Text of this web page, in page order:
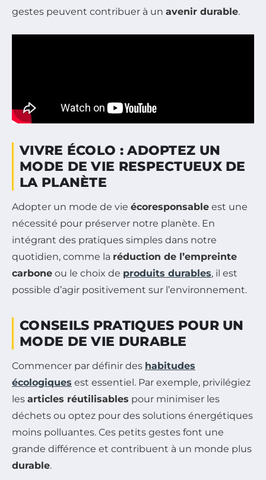
gestes peuvent contribuer à un avenir durable.
VIVRE ÉCOLO : ADOPTEZ UN
MODE DE VIE RESPECTUEUX DE
LA PLANÈTE
Adopter un mode de vie écoresponsable est une
nécessité pour préserver notre planète. En
intégrant des pratiques simples dans notre
quotidien, comme la réduction de l’empreinte
carbone ou le choix de produits durables, il est
possible d’agir positivement sur l’environnement.
CONSEILS PRATIQUES POUR UN
MODE DE VIE DURABLE
Commencer par définir des habitudes
écologiques est essentiel. Par exemple, privilégiez
les articles réutilisables pour minimiser les
déchets ou optez pour des solutions énergétiques
moins polluantes. Ces petits gestes font une
grande différence et contribuent à un monde plus
durable.